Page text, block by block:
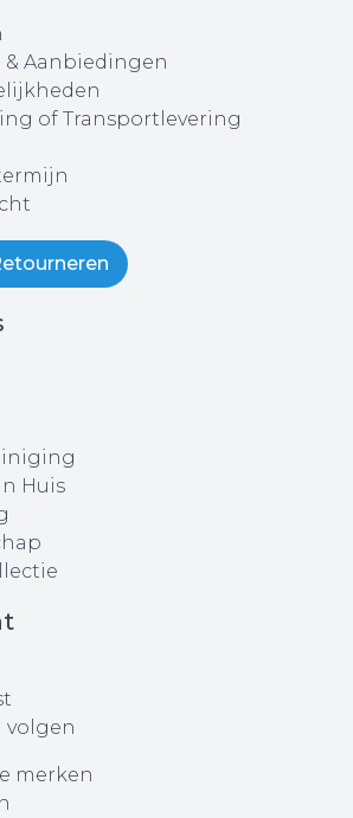
Aanbiedingen
of Transportlevering
Huis
volgen
merken